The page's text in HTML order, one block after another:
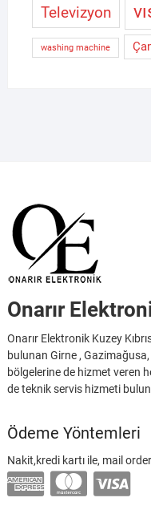
Televizyon
washing machine
Onarır
Onarır Elektronik Kuzey
bulunan Girne ,
bölgelerine de hizmet veren
de teknik servis hizmeti
Ödeme Yöntemleri
Nakit,kredi kartı ile, mail